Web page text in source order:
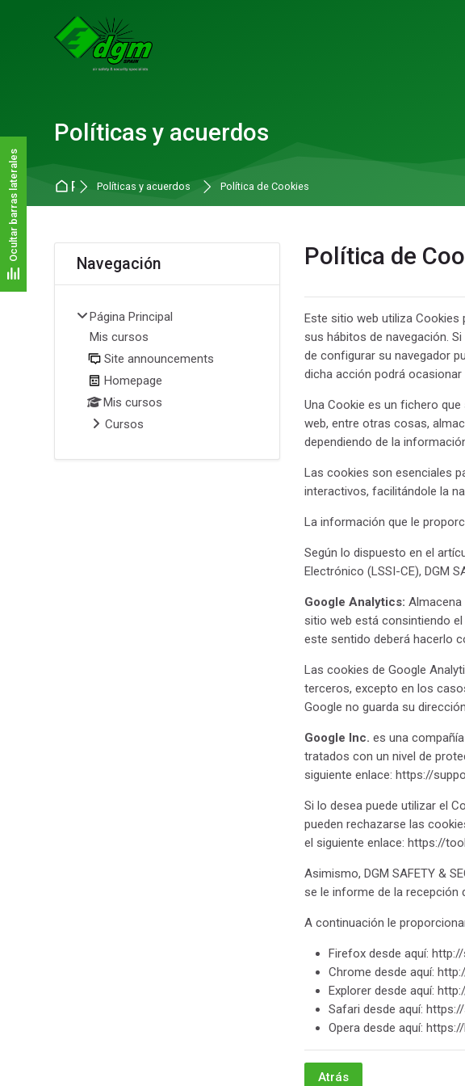
Políticas y acuerdos
Página Principal
Políticas y acuerdos Política de Cookies
Política de
Este sitio web utiliza
sus hábitos de navegación.
de configurar su navegador
dicha acción podrá ocasionar
Una Cookie es un fichero
web, entre otras cosas,
dependiendo de la
Las cookies son esenciales
interactivos, facilitándole la
La información que le
Según lo dispuesto en el
Electrónico (LSSI-CE), DGM
Google Analytics:
sitio web está consintiendo
este sentido deberá hacerlo
Las cookies de Google
terceros, excepto en los
Google no guarda su dirección
Google Inc. es una
tratados con un nivel de
siguiente enlace: https://
Si lo desea puede utilizar el
pueden rechazarse las
el siguiente enlace: https://
Asimismo, DGM SAFETY &
se le informe de la recepción
A continuación le
Firefox desde aquí:
Chrome desde aquí:
Explorer desde aquí:
Safari desde aquí:
Opera desde aquí:
Atrás
Bloques
Navegación
Página Principal
Mis cursos
Site announcements
Homepage
Mis cursos
Cursos
Ocultar barras laterales